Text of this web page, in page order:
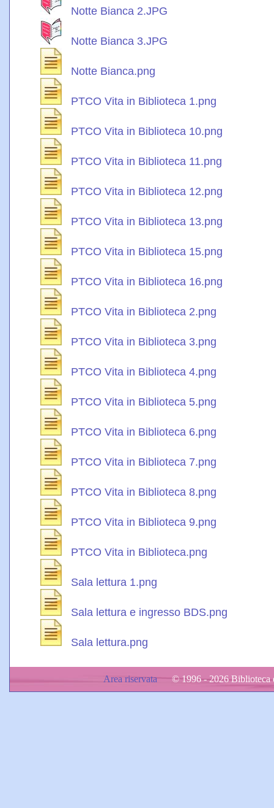
Notte Bianca 2.JPG
Notte Bianca 3.JPG
Notte Bianca.png
PTCO Vita in Biblioteca 1.png
PTCO Vita in Biblioteca 10.png
PTCO Vita in Biblioteca 11.png
PTCO Vita in Biblioteca 12.png
PTCO Vita in Biblioteca 13.png
PTCO Vita in Biblioteca 15.png
PTCO Vita in Biblioteca 16.png
PTCO Vita in Biblioteca 2.png
PTCO Vita in Biblioteca 3.png
PTCO Vita in Biblioteca 4.png
PTCO Vita in Biblioteca 5.png
PTCO Vita in Biblioteca 6.png
PTCO Vita in Biblioteca 7.png
PTCO Vita in Biblioteca 8.png
PTCO Vita in Biblioteca 9.png
PTCO Vita in Biblioteca.png
Sala lettura 1.png
Sala lettura e ingresso BDS.png
Sala lettura.png
Area riservata© 1996 - 2026 Biblioteca